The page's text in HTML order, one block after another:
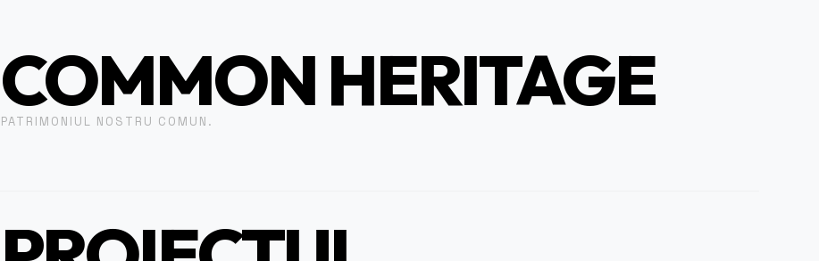
COMMON HERITAGE
PATRIMONIUL NOSTRU COMUN.